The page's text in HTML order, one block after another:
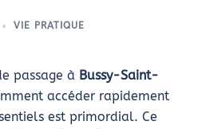
VIE PRATIQUE
passage à Bussy-Saint-
accéder rapidement
est primordial. Ce